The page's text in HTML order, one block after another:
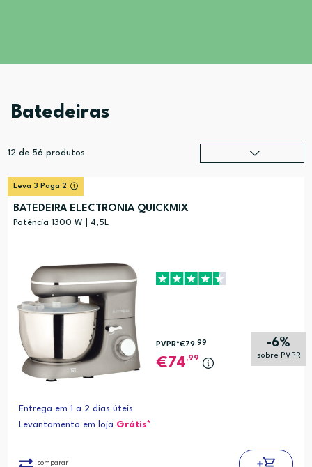
Batedeiras
12 de 56 produtos
Leva 3 Paga 2
BATEDEIRA ELECTRONIA QUICKMIX
Potência 1300 W | 4,5L
-6%
sobre PVPR
PVPR*€79 ,99
74,99
Entrega em 1 a 2 dias úteis
Levantamento em loja Grátis*
comparar